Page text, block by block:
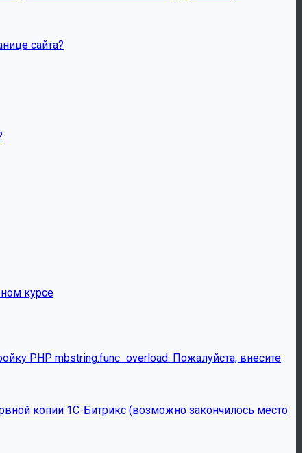
сайта?
курсе
PHP mbstring.func_overload. Пожалуйста, внесите
копии 1С-Битрикс (возможно закончилось место